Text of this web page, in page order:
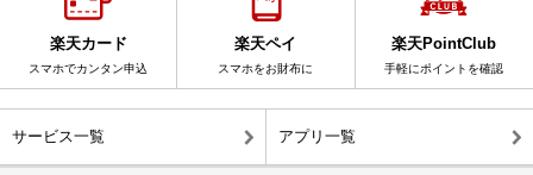
楽天カード
スマホでカンタン申込
楽天ペイ
スマホをお財布に
楽天PointClub
手軽にポイントを確認
サービス一覧 アプリ一覧